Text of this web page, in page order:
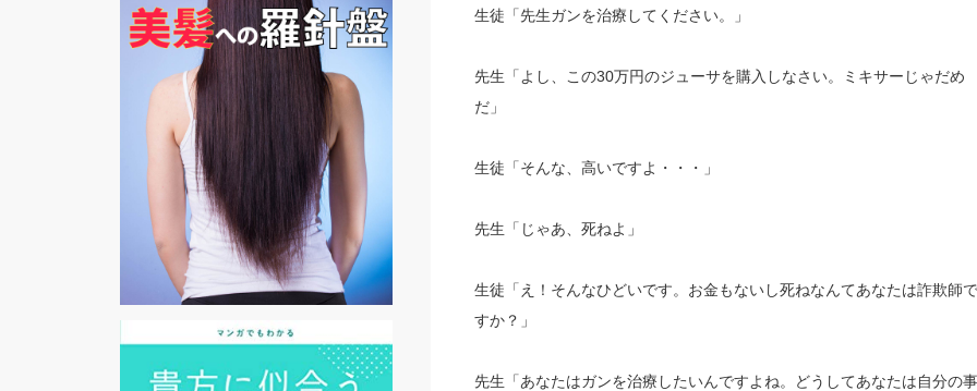
生徒「先生ガンを治療してください。」
先生「よし、この30万円のジューサを購入しなさい。ミキサーじゃだめ
だ」
生徒「そんな、高いですよ・・・」
先生「じゃあ、死ねよ」
生徒「え！そんなひどいです。お金もないし死ねなんてあなたは詐欺師で
すか？」
先生「あなたはガンを治療したいんですよね。どうしてあなたは自分の事